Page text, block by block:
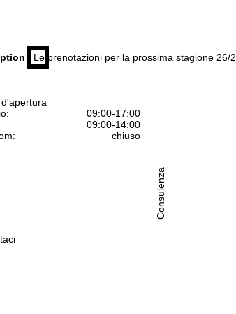
09:00-17:00
09:00-14:00
chiuso
Consulenza
| Le prenotazioni per la prossima stagione 26/